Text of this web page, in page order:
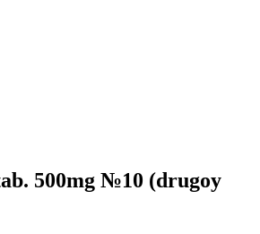
500mg №10 (drugoy